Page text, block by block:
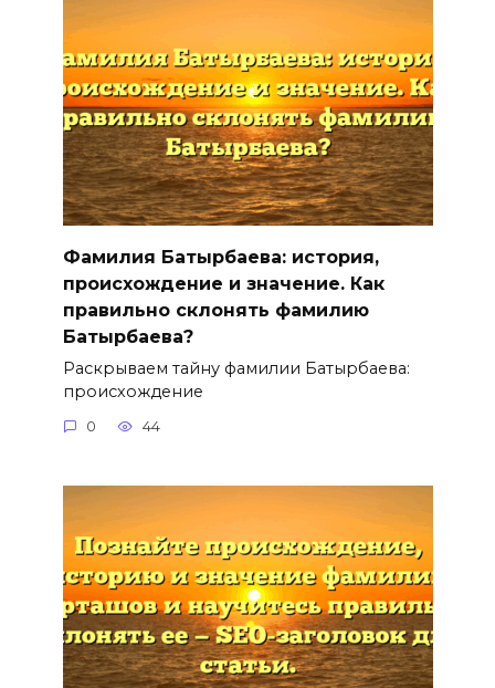
Фамилия Батырбаева: история,
происхождение и значение. Как
правильно склонять фамилию
Батырбаева?
Раскрываем тайну фамилии Батырбаева:
происхождение
0 44